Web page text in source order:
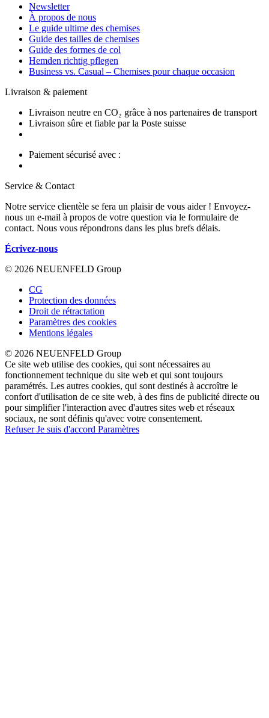
Newsletter
À propos de nous
Le guide ultime des chemises
Guide des tailles de chemises
Guide des formes de col
Hemden richtig pflegen
Business vs. Casual – Chemises pour chaque occasion
Livraison & paiement
Livraison neutre en CO₂ grâce à nos partenaires de transport
Livraison sûre et fiable par la Poste suisse
Paiement sécurisé avec :
Service & Contact
Notre service clientèle se fera un plaisir de vous aider ! Envoyez-
nous un e-mail à propos de votre question via le formulaire de
contact. Nous vous répondrons dans les plus brefs délais.
Écrivez-nous
© 2026 NEUENFELD Group
CG
Protection des données
Droit de rétractation
Paramètres des cookies
Mentions légales
© 2026 NEUENFELD Group
Ce site web utilise des cookies, qui sont nécessaires au
fonctionnement technique du site web et qui sont toujours
paramétrés. Les autres cookies, qui sont destinés à accroître le
confort d'utilisation de ce site web, à des fins de publicité directe ou
pour simplifier l'interaction avec d'autres sites web et réseaux
sociaux, ne sont définis qu'avec votre consentement.
RefuserJe suis d'accord Paramètres